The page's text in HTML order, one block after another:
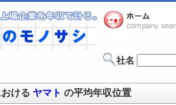
社名
ける ヤマト の平均年収位置